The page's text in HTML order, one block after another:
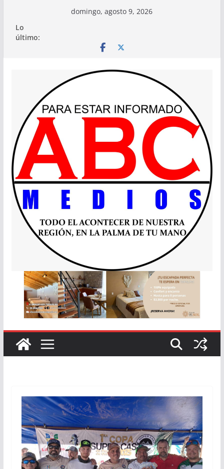
contenido
domingo, agosto 9, 2026
Lo
último: